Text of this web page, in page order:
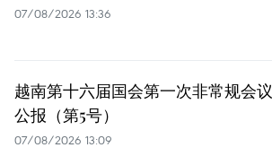
07/08/2026 13:36
越南第十六届国会第一次非常规会议
公报（第5号）
07/08/2026 13:09